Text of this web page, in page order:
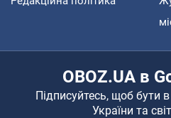
OBOZ.UA в
Підписуйтесь, щоб бути
України та